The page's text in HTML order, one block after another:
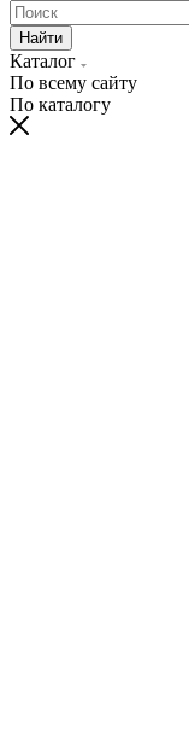
Найти
Каталог
По всему сайту
По каталогу